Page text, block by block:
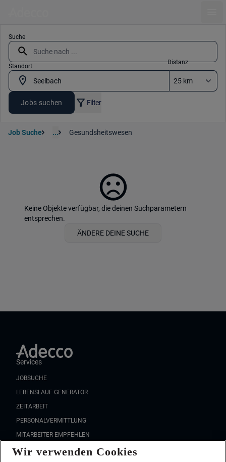
Suche
Standort
Distanz
Jobs suchen Filter
Job Suche ... Gesundsheitswesen
Keine Objekte verfügbar, die deinen Suchparametern
entsprechen.
ÄNDERE DEINE SUCHE
Services
JOBSUCHE
LEBENSLAUF GENERATOR
ZEITARBEIT
PERSONALVERMITTLUNG
MITARBEITER EMPFEHLEN
FAQ
Wir stellen ein!
Wir verwenden Cookies